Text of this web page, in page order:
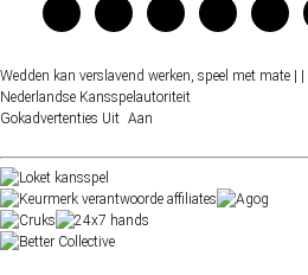
Wedden kan verslavend werken, speel met mate |
Nederlandse Kansspelautoriteit
Gokadvertenties Uit Aan